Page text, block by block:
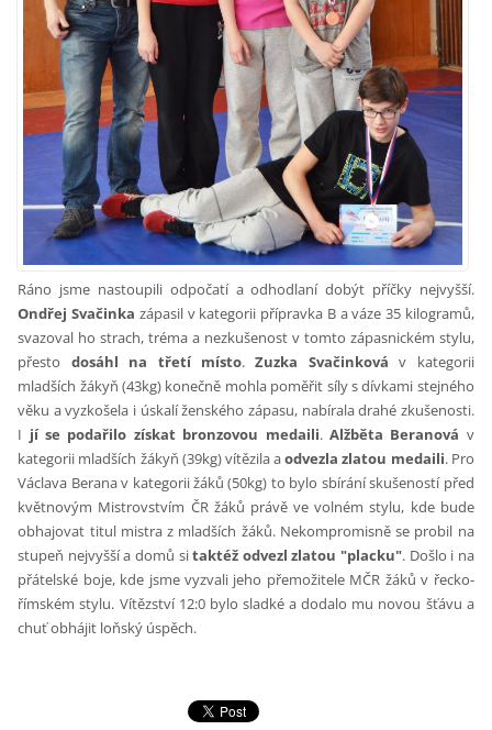
Ráno jsme nastoupili odpočatí a odhodlaní dobýt příčky nejvyšší.
Ondřej Svačinka zápasil v kategorii přípravka B a váze 35 kilogramů,
svazoval ho strach,tréma a nezkušenost v tomto zápasnickém stylu,
přesto dosáhl na třetí místo.Zuzka Svačinková v kategorii
mladších žákyň (43kg) konečně mohla poměřit síly s dívkami stejného
věku a vyzkošela i úskalí ženského zápasu, nabírala drahé zkušenosti.
I jí se podařilo získat bronzovou medaili. Alžběta Beranová v
kategorii mladších žákyň (39kg) vítězila aodvezla zlatou medaili. Pro
Václava Berana v kategorii žáků (50kg) to bylo sbírání skušeností před
květnovým Mistrovstvím ČR žáků právě ve volném stylu, kde bude
obhajovat titul mistra z mladších žáků. Nekompromisně se probil na
stupeň nejvyšší a domů sitaktéž odvezl zlatou "placku". Došlo i na
přátelské boje, kde jsme vyzvali jeho přemožitele MČR žáků v řecko-
římském stylu. Vítězství 12:0 bylo sladké a dodalo mu novou šťávu a
chuť obhájit loňský úspěch.